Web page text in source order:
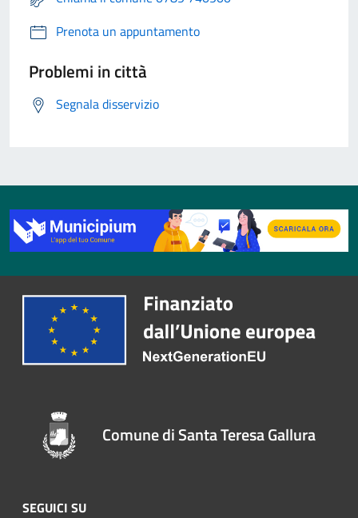
Prenota un appuntamento
Problemi in città
Segnala disservizio
Comune di Santa Teresa Gallura
SEGUICI SU